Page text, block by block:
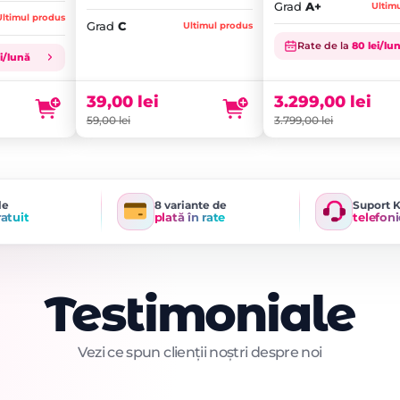
produs
lună
Grad C Ultimul produs
59,00lei
fost:
59,00 lei.
39,00 lei
este:
39,00 lei.
Grad A+
Rate de la80 lei/
3.799,00lei
Prețul
inițial
fost:
3.799,00 lei.
3.299,00 lei
Prețul
este:
3.299,00 lei.
8 variante de
plată în rate
Suport
Testimoniale
Vezi ce spun clienții noștri despre noi